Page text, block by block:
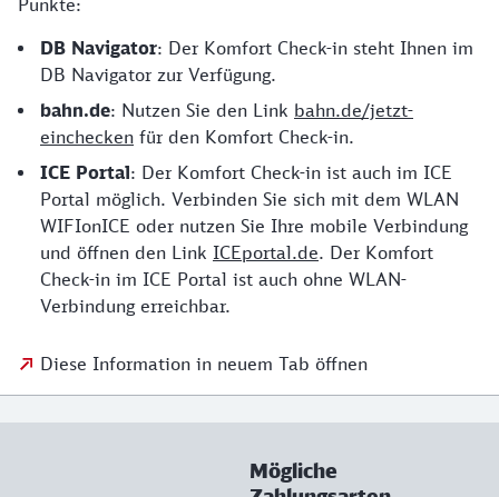
Punkte:
DB Navigator: Der Komfort Check-in steht Ihnen im
DB Navigator zur Verfügung.
bahn.de: Nutzen Sie den Link bahn.de/jetzt-
einchecken für den Komfort Check-in.
ICE Portal: Der Komfort Check-in ist auch im ICE
Portal möglich. Verbinden Sie sich mit dem WLAN
WIFIonICE oder nutzen Sie Ihre mobile Verbindung
und öffnen den Link ICEportal.de. Der Komfort
Check-in im ICE Portal ist auch ohne WLAN-
Verbindung erreichbar.
Diese Information in neuem Tab öffnen
Mögliche